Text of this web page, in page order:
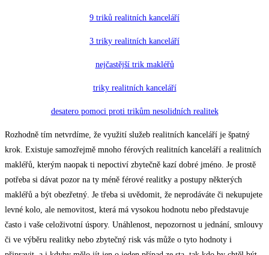
9 triků realitních kanceláří
3 triky realitních kanceláří
nejčastější trik makléřů
triky realitních kanceláří
desatero pomoci proti trikům nesolidních realitek
Rozhodně tím netvrdíme, že využití služeb realitních kanceláří je špatný
krok. Existuje samozřejmě mnoho férových realitních kanceláří a realitních
makléřů, kterým naopak ti nepoctiví zbytečně kazí dobré jméno. Je prostě
potřeba si dávat pozor na ty méně férové realitky a postupy některých
makléřů a být obezřetný. Je třeba si uvědomit, že neprodáváte či nekupujete
levné kolo, ale nemovitost, která má vysokou hodnotu nebo představuje
často i vaše celoživotní úspory. Unáhlenost, nepozornost u jednání, smlouvy
či ve výběru realitky nebo zbytečný risk vás může o tyto hodnoty i